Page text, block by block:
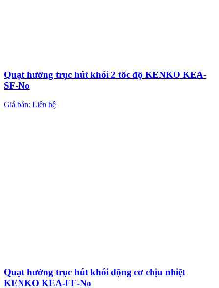
Quạt hướng trục hút khói 2 tốc độ KENKO KEA-
SF-No
Giá bán: Liên hệ
Quạt hướng trục hút khói động cơ chịu nhiệt
KENKO KEA-FF-No